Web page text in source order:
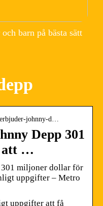
barn på bästa sätt
johnny-d…
Depp 301
att …
miljoner dollar för
uppgifter – Metro
uppgifter att få